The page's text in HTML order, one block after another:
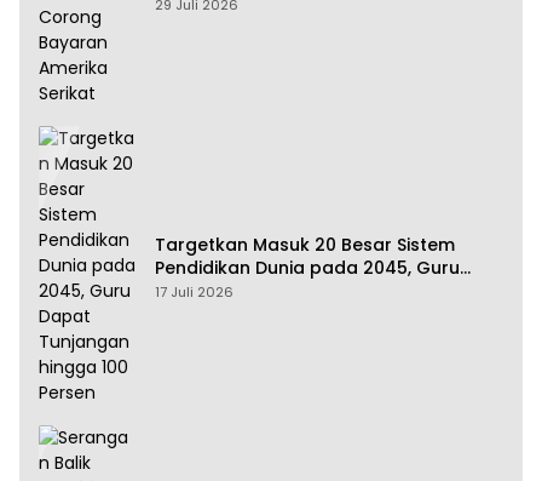
29 Juli 2026
Targetkan Masuk 20 Besar Sistem
Pendidikan Dunia pada 2045, Guru
Dapat Tunjangan hingga 100 Persen
17 Juli 2026